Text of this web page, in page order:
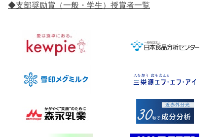
◆支部奨励賞（一般・学生）授賞者一覧